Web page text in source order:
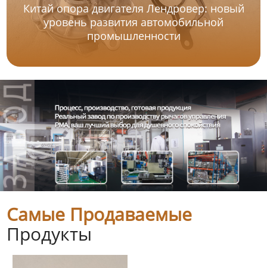
Китай опора двигателя Лендровер: новый
уровень развития автомобильной
промышленности
Самые Продаваемые
Продукты